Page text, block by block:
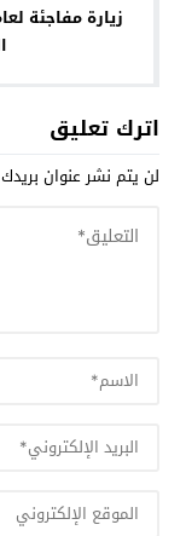
زيارة مفاجئة
اترك تعليق
لن يتم نشر عنوان